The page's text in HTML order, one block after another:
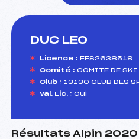
DUC LEO
Licence : FFS2638519
Comité : COMITE DE SKI
Club : 13130 CLUB DES
Val. Lic. : Oui
Résultats Alpin 2020